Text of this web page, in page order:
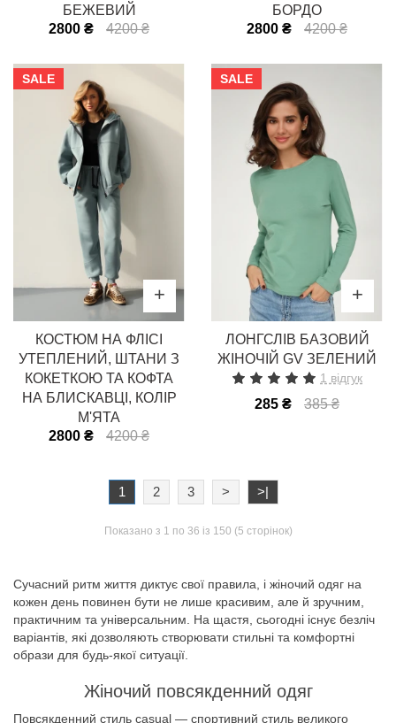
БЕЖЕВИЙ
2800 ₴
4200 ₴
БОРДО
2800 ₴
4200 ₴
SALE
КОСТЮМ НА ФЛІСІ
УТЕПЛЕНИЙ, ШТАНИ З
КОКЕТКОЮ ТА КОФТА
НА БЛИСКАВЦІ, КОЛІР
М'ЯТА
2800 ₴
4200 ₴
SALE
ЛОНГСЛІВ БАЗОВИЙ
ЖІНОЧІЙ GV ЗЕЛЕНИЙ
1 відгук
285 ₴ 385 ₴
1 2 3 > >|
Показано з 1 по 36 із 150 (5 сторінок)
Сучасний ритм життя диктує свої правила, і жіночий одяг на
кожен день повинен бути не лише красивим, але й зручним,
практичним та універсальним. На щастя, сьогодні існує безліч
варіантів, які дозволяють створювати стильні та комфортні
образи для будь-якої ситуації.
Жіночий повсякденний одяг
Повсякденний стиль casual — спортивний стиль великого